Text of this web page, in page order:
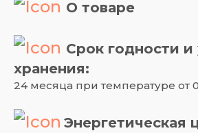
О товаре
Срок годности и
хранения:
24 месяца при температуре от
Энергетическая